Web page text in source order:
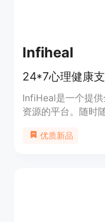
Infiheal
24*7心理健康
InfiHeal是一个提
资源的平台。随时
优质新品